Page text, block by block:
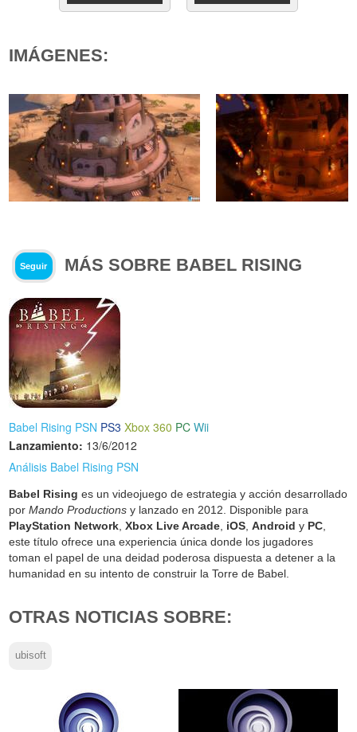
IMÁGENES:
Seguir MÁS SOBRE BABEL RISING
Babel Rising PSN PS3 Xbox 360 PC Wii
Lanzamiento: 13/6/2012
Análisis Babel Rising PSN
Babel Rising es un videojuego de estrategia y acción desarrollado
porMando Productions y lanzado en 2012. Disponible para
PlayStation Network,Xbox Live Arcade, iOS,Android y PC,
este título ofrece una experiencia única donde los jugadores
toman el papel de una deidad poderosa dispuesta a detener a la
humanidad en su intento de construir la Torre de Babel.
OTRAS NOTICIAS SOBRE:
ubisoft